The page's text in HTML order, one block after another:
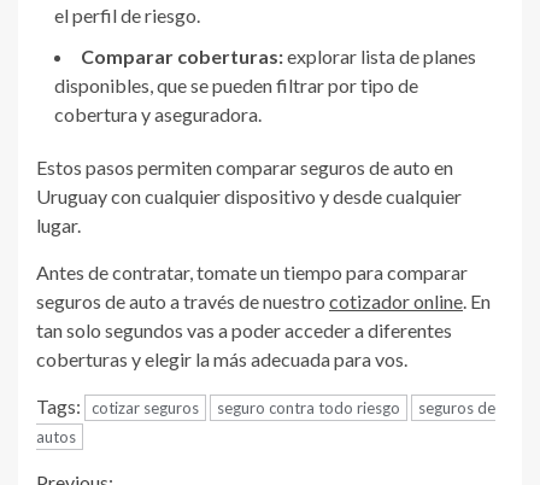
el perfil de riesgo.
Comparar coberturas:explorar lista de planes
disponibles, que se pueden filtrar por tipo de
cobertura y aseguradora.
Estos pasos permiten comparar seguros de auto en
Uruguay con cualquier dispositivo y desde cualquier
lugar.
Antes de contratar, tomate un tiempo para comparar
seguros de auto a través de nuestro cotizador online. En
tan solo segundos vas a poder acceder a diferentes
coberturas y elegir la más adecuada para vos.
Tags: cotizar seguros seguro contra todo riesgo
seguros de
autos